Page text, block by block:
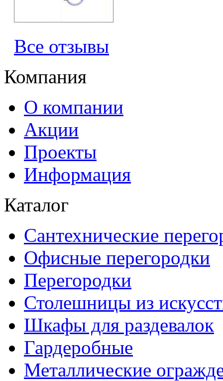
Все отзывы
Компания
О компании
Акции
Проекты
Информация
Каталог
Сантехнические
Офисные перегородки
Перегородки
Столешницы из
Шкафы для раздевалок
Гардеробные
Металлические